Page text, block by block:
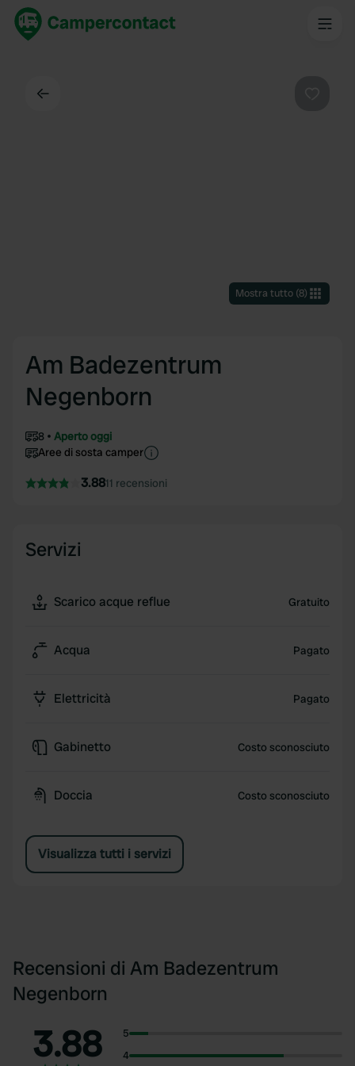
Mostra tutto(8)
Am Badezentrum
Negenborn
8
Aperto oggi
Aree di sosta camper
3.8811 recensioni
Servizi
Scarico acque reflue Gratuito
Acqua Pagato
Elettricità Pagato
Gabinetto Costo sconosciuto
Doccia Costo sconosciuto
Visualizza tutti i servizi
Recensioni di Am Badezentrum
Negenborn
3.88
5
4